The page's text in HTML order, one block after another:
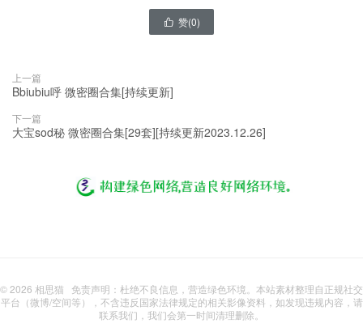
 赞(0)
上一篇
Bbiubiu呼 微密圈合集[持续更新]
下一篇
大宝sod秘 微密圈合集[29套][持续更新2023.12.26]
© 2026 相思猫 免责声明：杜绝不良信息，营造绿色环境。本站素材整理自正规社交
平台（微博/空间等），不含违反国家法律规定的相关影像资料，如发现违规内容，请
联系我们，我们会第一时间清理删除。